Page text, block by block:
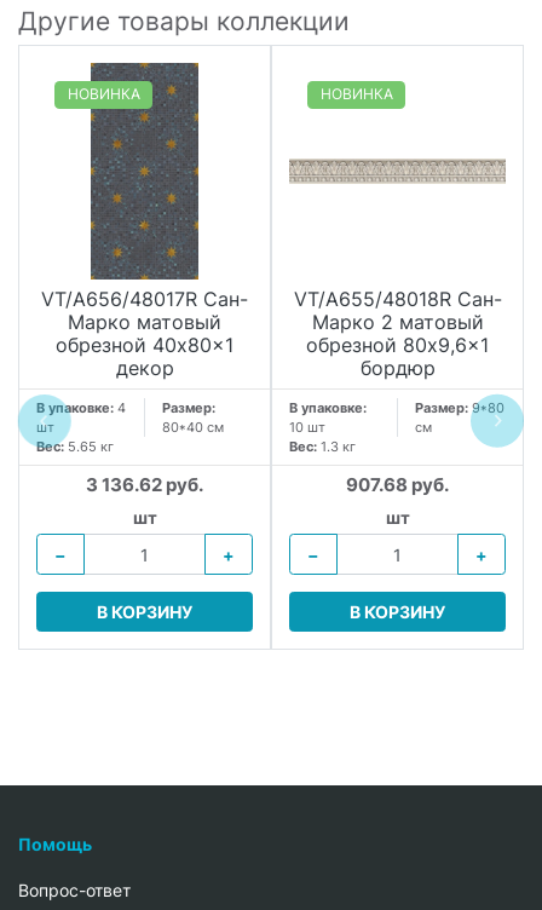
Другие товары коллекции
НОВИНКА
VT/A656/48017R Сан-
Марко матовый
обрезной 40x80x1
декор
В упаковке: 4
шт
Размер:
80*40 см
Вес: 5.65 кг
3 136.62 руб.
шт
−
+
В КОРЗИНУ
НОВИНКА
VT/A655/48018R Сан-
Марко 2 матовый
обрезной 80x9,6x1
бордюр
В упаковке:
10 шт
Размер: 9*80
см
Вес: 1.3 кг
907.68 руб.
шт
−
+
В КОРЗИНУ
Помощь
Вопрос-ответ